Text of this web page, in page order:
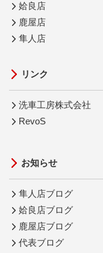
姶良店
鹿屋店
隼人店
リンク
洗車工房株式会社
RevoS
お知らせ
隼人店ブログ
姶良店ブログ
鹿屋店ブログ
代表ブログ